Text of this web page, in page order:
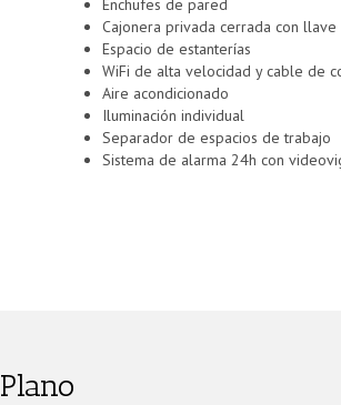
Enchufes de pared
Cajonera privada cerrada con llave
Espacio de estanterías
WiFi de alta velocidad y cable de
Aire acondicionado
Iluminación individual
Separador de espacios de trabajo
Sistema de alarma 24h con
Plano